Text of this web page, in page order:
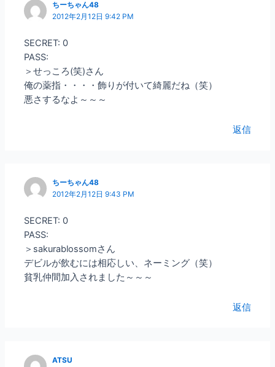
ちーちゃん48
2012年2月12日 9:42 PM
SECRET: 0
PASS:
＞せっころ(笑)さん
俺の薬指・・・・飾りが付いて綺麗だね（笑）
悪さするなよ～～～
返信
ちーちゃん48
2012年2月12日 9:43 PM
SECRET: 0
PASS:
＞sakurablossomさん
デビルが飲むには相応しい、ネーミング（笑）
貧乳仲間加入されました～～～
返信
ATSU